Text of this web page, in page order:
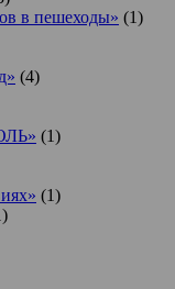
в пешеходы» (1)
(4)
(1)
(1)